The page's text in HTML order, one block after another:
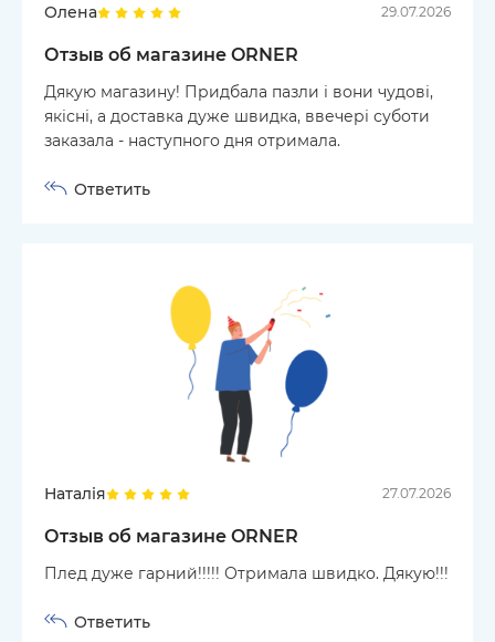
Олена 29.07.2026
Отзыв об магазине ORNER
Дякую магазину! Придбала пазли і вони чудові,
якісні, а доставка дуже швидка, ввечері суботи
заказала - наступного дня отримала.
Ответить
Наталія 27.07.2026
Отзыв об магазине ORNER
Плед дуже гарний!!!!! Отримала швидко. Дякую!!!
Ответить